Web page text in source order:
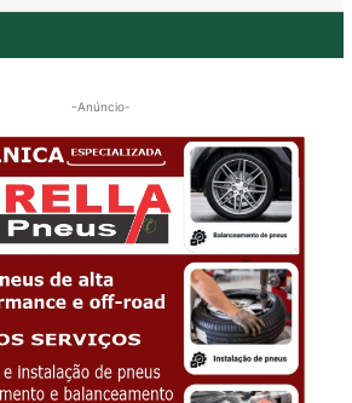
-Anúncio-